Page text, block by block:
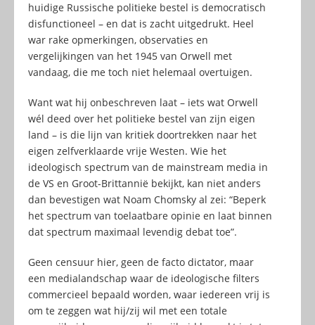
huidige Russische politieke bestel is democratisch
disfunctioneel – en dat is zacht uitgedrukt. Heel
war rake opmerkingen, observaties en
vergelijkingen van het 1945 van Orwell met
vandaag, die me toch niet helemaal overtuigen.
Want wat hij onbeschreven laat – iets wat Orwell
wél deed over het politieke bestel van zijn eigen
land – is die lijn van kritiek doortrekken naar het
eigen zelfverklaarde vrije Westen. Wie het
ideologisch spectrum van de mainstream media in
de VS en Groot-Brittannië bekijkt, kan niet anders
dan bevestigen wat Noam Chomsky al zei: “Beperk
het spectrum van toelaatbare opinie en laat binnen
dat spectrum maximaal levendig debat toe”.
Geen censuur hier, geen de facto dictator, maar
een medialandschap waar de ideologische filters
commercieel bepaald worden, waar iedereen vrij is
om te zeggen wat hij/zij wil met een totale